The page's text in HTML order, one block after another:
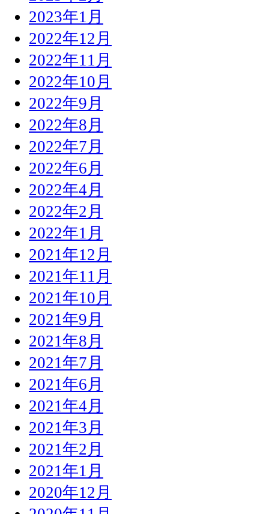
2023年1月
2022年12月
2022年11月
2022年10月
2022年9月
2022年8月
2022年7月
2022年6月
2022年4月
2022年2月
2022年1月
2021年12月
2021年11月
2021年10月
2021年9月
2021年8月
2021年7月
2021年6月
2021年4月
2021年3月
2021年2月
2021年1月
2020年12月